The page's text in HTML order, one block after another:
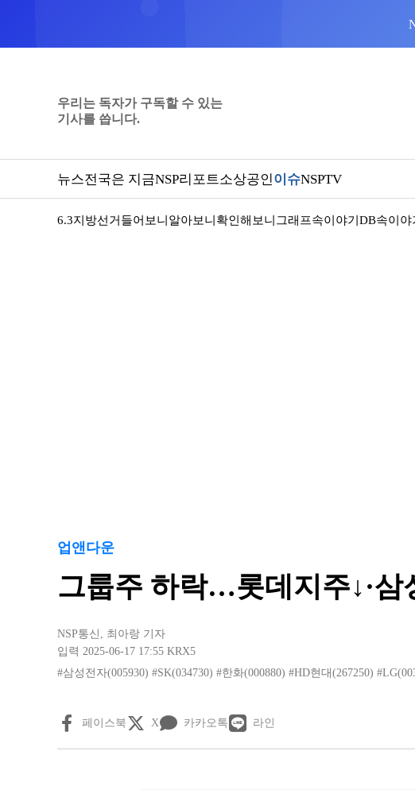
우리는 독자가 구독할 수 있는
기사를 씁니다.
뉴스전국은 지금NSP리포트소상공인이슈NSPTV
6.3지방선거 들어보니 알아보니 확인해보니 그래프속이야기 DB속이야
업앤다운
그룹주 하락…롯데지주↓·삼
NSP통신 , 최아랑 기자
입력 2025-06-17 17:55 KRX5
#삼성전자(005930) #SK(034730) #한화(000880) #HD현대(267250)
페이스북 X 카카오톡 라인